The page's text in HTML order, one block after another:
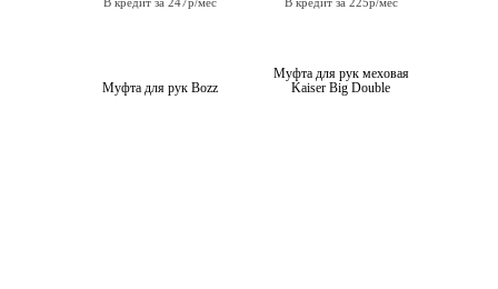
Муфта для рук Bozz
Муфта для рук меховая
Kaiser Big Double